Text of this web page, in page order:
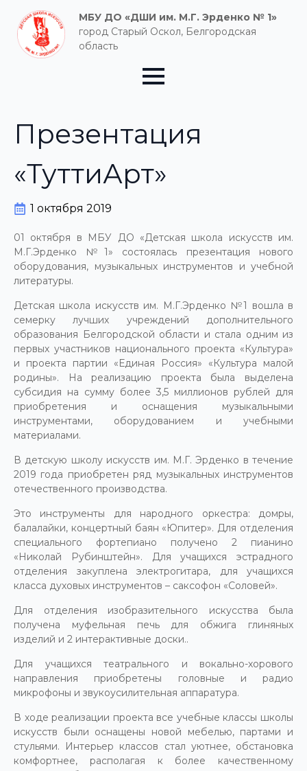
МБУ ДО «ДШИ им. М.Г. Эрденко № 1»
город Старый Оскол, Белгородская
область
Презентация
«ТуттиАрт»
1 октября 2019
01 октября в МБУ ДО «Детская школа искусств им.
М.Г.Эрденко №1» состоялась презентация нового
оборудования, музыкальных инструментов и учебной
литературы.
Детская школа искусств им. М.Г.Эрденко №1 вошла в
семерку лучших учреждений дополнительного
образования Белгородской области и стала одним из
первых участников национального проекта «Культура»
и проекта партии «Единая Россия» «Культура малой
родины». На реализацию проекта была выделена
субсидия на сумму более 3,5 миллионов рублей для
приобретения и оснащения музыкальными
инструментами, оборудованием и учебными
материалами.
В детскую школу искусств им. М.Г. Эрденко в течение
2019 года приобретен ряд музыкальных инструментов
отечественного производства.
Это инструменты для народного оркестра: домры,
балалайки, концертный баян «Юпитер». Для отделения
специального фортепиано получено 2 пианино
«Николай Рубинштейн». Для учащихся эстрадного
отделения закуплена электрогитара, для учащихся
класса духовых инструментов – саксофон «Соловей».
Для отделения изобразительного искусства была
получена муфельная печь для обжига глиняных
изделий и 2 интерактивные доски..
Для учащихся театрального и вокально-хорового
направления приобретены головные и радио
микрофоны и звукоусилительная аппаратура.
В ходе реализации проекта все учебные классы школы
искусств были оснащены новой мебелью, партами и
стульями. Интерьер классов стал уютнее, обстановка
комфортнее, располагая к более качественному